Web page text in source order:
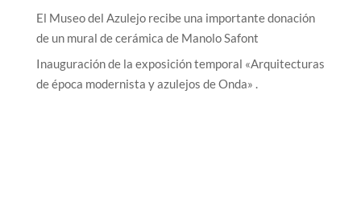
El Museo del Azulejo recibe una importante donación
de un mural de cerámica de Manolo Safont
Inauguración de la exposición temporal «Arquitecturas
de época modernista y azulejos de Onda» .